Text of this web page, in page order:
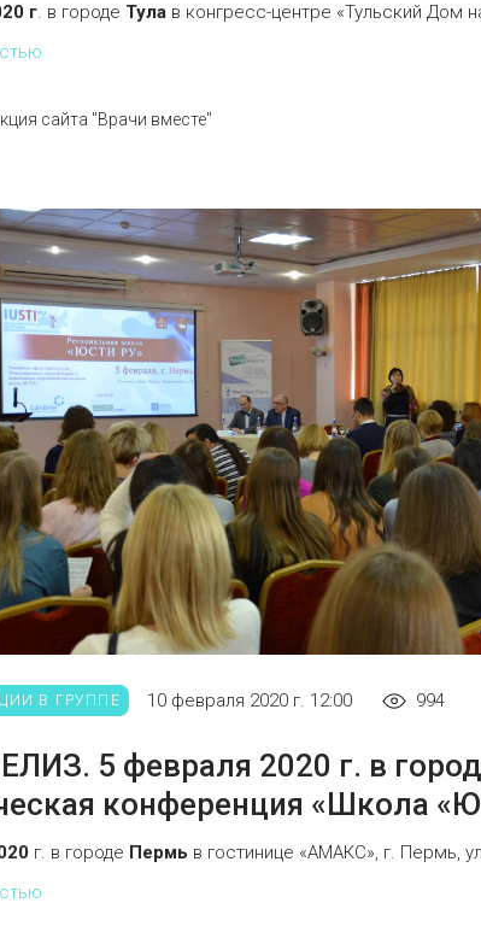
г. в городе Тула в конгресс-центре «Тульский Дом
сайта "Врачи вместе"
В ГРУППЕ 10 февраля 2020 г. 12:00 994
5 февраля 2020 г. в
конференция «Школа
г. в городе Пермь в гостинице «АМАКС», г. Пермь,